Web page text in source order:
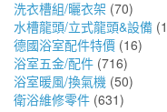
洗衣槽組/曬衣架 (70)
水槽龍頭/立式龍頭&設備
德國浴室配件特價 (16)
浴室五金/配件 (716)
浴室暖風/換氣機 (50)
衛浴維修零件 (631)